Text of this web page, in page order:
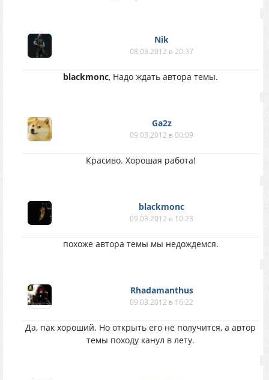
Nik
08.03.2012 в 20:37
blackmonc, Надо ждать автора темы.
Ga2z
09.03.2012 в 00:09
Красиво. Хорошая работа!
blackmonc
09.03.2012 в 10:23
похоже автора темы мы недождемся.
Rhadamanthus
09.03.2012 в 16:22
Да, пак хороший. Но открыть его не получится, а автор
темы походу канул в лету.